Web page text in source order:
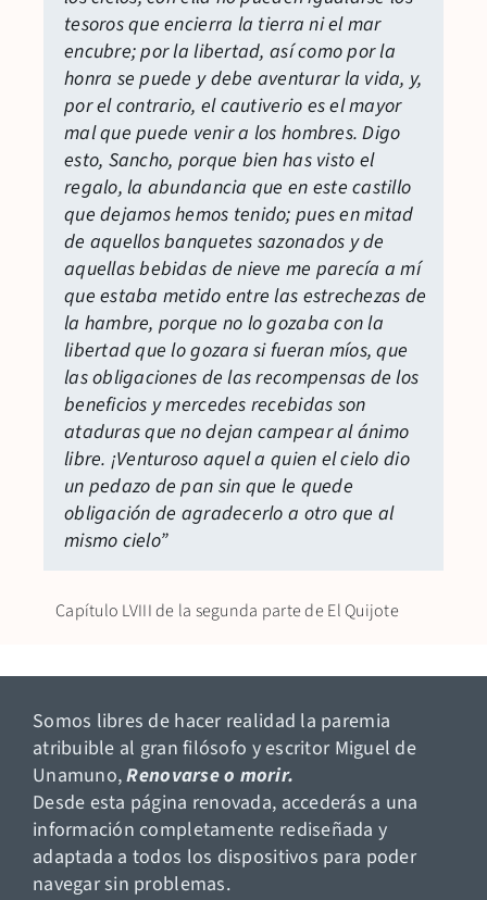
tesoros que encierra la tierra ni el mar
encubre; por la libertad, así como por la
honra se puede y debe aventurar la vida, y,
por el contrario, el cautiverio es el mayor
mal que puede venir a los hombres. Digo
esto, Sancho, porque bien has visto el
regalo, la abundancia que en este castillo
que dejamos hemos tenido; pues en mitad
de aquellos banquetes sazonados y de
aquellas bebidas de nieve me parecía a mí
que estaba metido entre las estrechezas de
la hambre, porque no lo gozaba con la
libertad que lo gozara si fueran míos, que
las obligaciones de las recompensas de los
beneficios y mercedes recebidas son
ataduras que no dejan campear al ánimo
libre. ¡Venturoso aquel a quien el cielo dio
un pedazo de pan sin que le quede
obligación de agradecerlo a otro que al
mismo cielo”
Capítulo LVIII de la segunda parte de El Quijote
Somos libres de hacer realidad la paremia
atribuible al gran filósofo y escritor Miguel de
Unamuno,Renovarse o morir.
Desde esta página renovada, accederás a una
información completamente rediseñada y
adaptada a todos los dispositivos para poder
navegar sin problemas.